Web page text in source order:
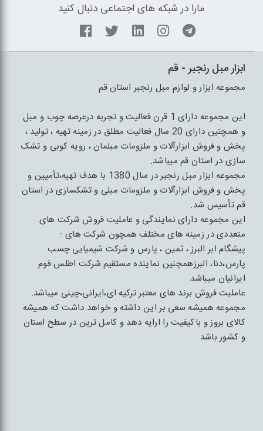
مارا در شبکه های اجتماعی دنبال کنید
ابزار مبل رنجبر - قم
مجموعه ابزار و لوازم مبل رنجبر استان قم
این مجموعه دارای 1 قرن فعالیت و تجربه درعرصه چوب و مبل
و همچنین دارای 20 سال فعالیت مطلق در زمینه تهیه ، تولید ،
پخش و فروش ابزارآلات و ملزومات مبلمان ، رویه کوبی و تشک
سازی در استان قم میباشد.
مجموعه ابزار مبل رنجبر در سال 1380 با هدف تهیه،تأمیین و
پخش و فروش ابزارآلات و ملزومات مبلی و تشکسازی در استان
قم تأسیس شد.
این مجموعه دارای نمایندگی و عاملیت فروش شرکت های
متعددی در زمینه های مختلف همچون شرکت های :
پیشگام ابر البرز ، ثمین ، پارس و شرکت شیمیایی چسب
پارس،دنا، البرزهمچنین نماینده مستقیم شرکت اطلس فوم
ایرانیان میباشد.
عاملیت فروش برند های معتبر ترکیه ای،ایرانی،چینی میباشد.
مجموعه همیشه سعی بر این داشته و خواهد داشت که همیشه
کالای بروز و باکیفیت را ارایه دهد و کامل ترین در سطح استان
و کشور باشد